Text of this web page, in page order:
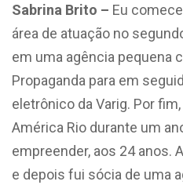
Sabrina Brito – Eu
área de atuação no
em uma agência pequena
Propaganda para em
eletrônico da Varig. Por
América Rio durante um
empreender, aos 24 anos.
e depois fui sócia de uma